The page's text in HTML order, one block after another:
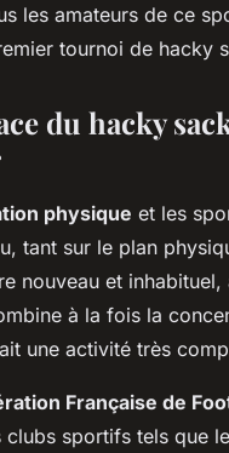
les amateurs de ce
tournoi de hacky
du hacky
physique et les
tant sur le plan
nouveau et
à la fois la
une activité très
Française de
clubs sportifs tels que le